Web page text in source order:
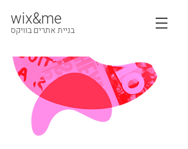
wix&me
בניית אתרים בוויקס